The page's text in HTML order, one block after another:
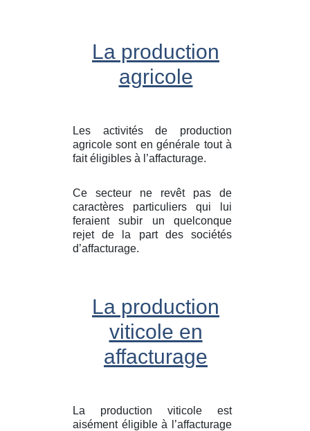
La production
agricole
Les activités de production
agricole sont en générale tout à
fait éligibles à l’affacturage.
Ce secteur ne revêt pas de
caractères particuliers qui lui
feraient subir un quelconque
rejet de la part des sociétés
d’affacturage.
La production
viticole en
affacturage
La production viticole est
aisément éligible à l’affacturage